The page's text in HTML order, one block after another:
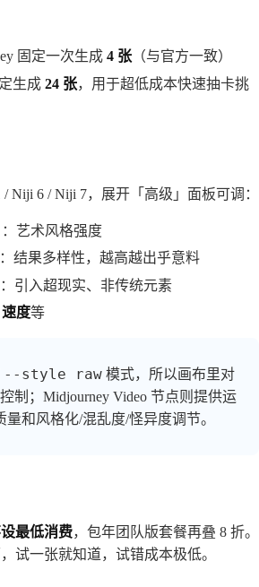
固定一次生成 4 张 （与官方一致）
生成 24 张，用于超低成本快速抽卡挑
Niji 6 / Niji 7，展开「高级」面板可调：
：艺术风格强度
：结果多样性，越高越出乎意料
：引入超现实、非传统元素
度等
--style raw 模式，所以画布里对
制；Midjourney Video 节点则提供运
和风格化/混乱度/怪异度调节。
最低消费，包年团队版套餐再叠 8 折。
试一张就知道，试错成本极低。